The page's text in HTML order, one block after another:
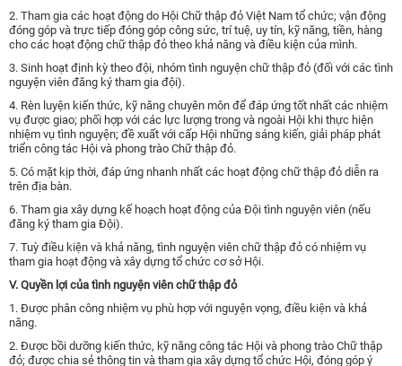
2. Tham gia các hoạt động do Hội Chữ thập đỏ Việt Nam tổ chức; vận động
đóng góp và trực tiếp đóng góp công sức, trí tuệ, uy tín, kỹ năng, tiền, hàng
cho các hoạt động chữ thập đỏ theo khả năng và điều kiện của mình.
3. Sinh hoạt định kỳ theo đội, nhóm tình nguyện chữ thập đỏ (đối với các tình
nguyện viên đăng ký tham gia đội).
4. Rèn luyện kiến thức, kỹ năng chuyên môn để đáp ứng tốt nhất các nhiệm
vụ được giao; phối hợp với các lực lượng trong và ngoài Hội khi thực hiện
nhiệm vụ tình nguyện; đề xuất với cấp Hội những sáng kiến, giải pháp phát
triển công tác Hội và phong trào Chữ thập đỏ.
5. Có mặt kịp thời, đáp ứng nhanh nhất các hoạt động chữ thập đỏ diễn ra
trên địa bàn.
6. Tham gia xây dựng kế hoạch hoạt động của Đội tình nguyện viên (nếu
đăng ký tham gia Đội).
7. Tuỳ điều kiện và khả năng, tình nguyện viên chữ thập đỏ có nhiệm vụ
tham gia hoạt động và xây dựng tổ chức cơ sở Hội.
V. Quyền lợi của tình nguyện viên chữ thập đỏ
1. Được phân công nhiệm vụ phù hợp với nguyện vọng, điều kiện và khả
năng.
2. Được bồi dưỡng kiến thức, kỹ năng công tác Hội và phong trào Chữ thập
đỏ; được chia sẻ thông tin và tham gia xây dựng tổ chức Hội, đóng góp ý